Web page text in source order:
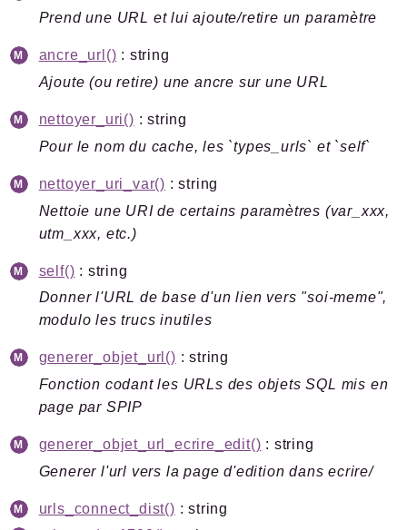
I18n
Pipeline
Sql
Texte
Update
Packages
Application
Compilateur
Exec
Exif
Reports
Deprecated
Markers
Prend une URL et lui ajoute/retire un paramètre
ancre_url() : string
Ajoute (ou retire) une ancre sur une URL
nettoyer_uri() : string
Pour le nom du cache, les `types_urls` et `self`
nettoyer_uri_var() : string
Nettoie une URI de certains paramètres (var_xxx,
utm_xxx, etc.)
self() : string
Donner l'URL de base d'un lien vers "soi-meme",
modulo les trucs inutiles
generer_objet_url() : string
Fonction codant les URLs des objets SQL mis en
page par SPIP
generer_objet_url_ecrire_edit() : string
Generer l'url vers la page d'edition dans ecrire/
urls_connect_dist() : string